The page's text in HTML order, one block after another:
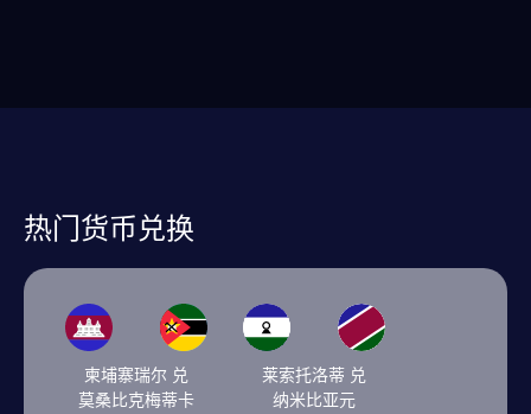
热门货币兑换
柬埔寨瑞尔 兑
莫桑比克梅蒂卡
莱索托洛蒂 兑
纳米比亚元